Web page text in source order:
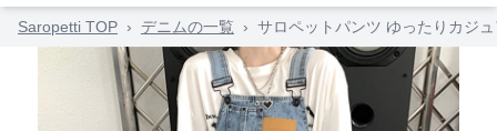
Saropetti TOP › デニムの一覧 › サロペットパンツ ゆったりカジ